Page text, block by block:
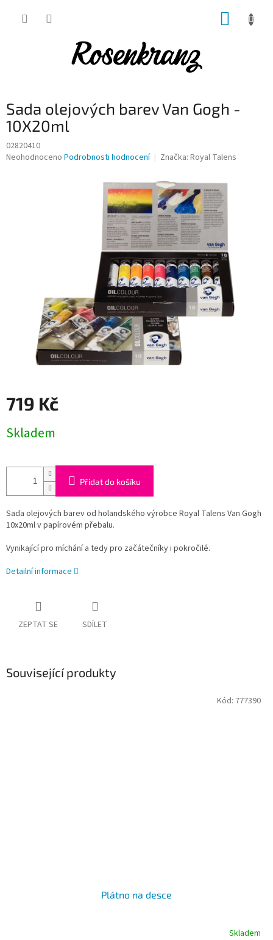
Sada olejových barev Van Gogh -
10X20ml
02820410
Průměrné
Neohodnoceno Podrobnosti hodnocení Značka: Royal Talens
719 Kč
cena:
Skladem
Přidat do košíku
Sada olejových barev od holandského výrobce Royal Talens Van Gogh
10x20ml v papírovém přebalu.
Vynikající pro míchání a tedy pro začátečníky i pokročilé.
Detailní informace
ZEPTAT SE SDÍLET
Související produkty
Plátno na desce
Skladem
Kód: 777390